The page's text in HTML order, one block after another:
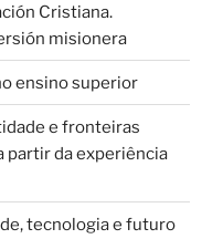
Cristiana.
misionera
ensino superior
e fronteiras
partir da experiência
tecnologia e futuro